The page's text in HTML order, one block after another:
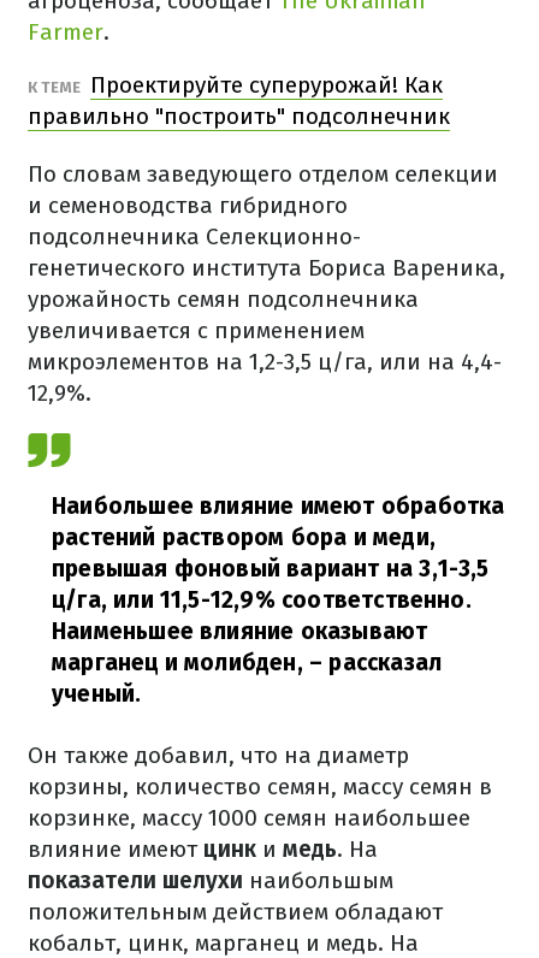
Farmer.
К ТЕМЕ
Проектируйте суперурожай! Как
правильно "построить" подсолнечник
По словам заведующего отделом селекции
и семеноводства гибридного
подсолнечника Селекционно-
генетического института Бориса Вареника,
урожайность семян подсолнечника
увеличивается с применением
микроэлементов на 1,2-3,5 ц/га, или на 4,4-
12,9%.
Наибольшее влияние имеют обработка
растений раствором бора и меди,
превышая фоновый вариант на 3,1-3,5
ц/га, или 11,5-12,9% соответственно.
Наименьшее влияние оказывают
марганец и молибден, – рассказал
ученый.
Он также добавил, что на диаметр
корзины, количество семян, массу семян в
корзинке, массу 1000 семян наибольшее
влияние имеют цинк и медь. На
показатели шелухи наибольшым
положительным действием обладают
кобальт, цинк, марганец и медь. На